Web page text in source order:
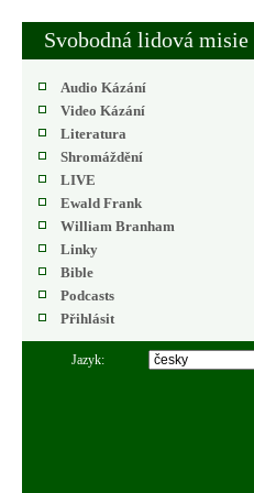
Svobodná lidová misie
Audio Kázání
Video Kázání
Literatura
Shromáždění
LIVE
Ewald Frank
William Branham
Linky
Bible
Podcasts
Přihlásit
Jazyk: